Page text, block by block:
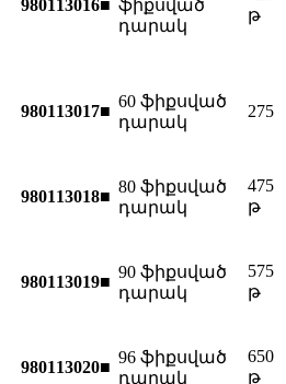
980113016■ ֆիքսված
դարակ
թ
980113017■
60 ֆիքսված
դարակ
275
980113018■
80 ֆիքսված
դարակ
475
թ
980113019■
90 ֆիքսված
դարակ
575
թ
980113020■
96 ֆիքսված
դարակ
650
թ